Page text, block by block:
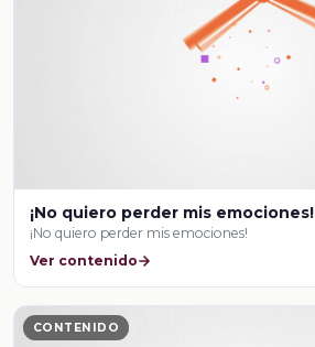
¡No quiero perder mis emociones!
¡No quiero perder mis emociones!
Ver contenido
CONTENIDO